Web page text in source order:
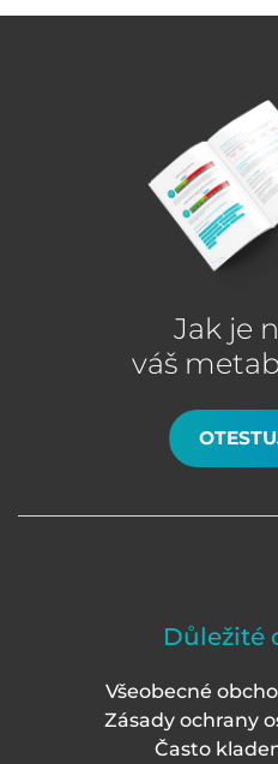
Jak je
váš
Důležité
Všeobecné
Zásady ochrany
Často